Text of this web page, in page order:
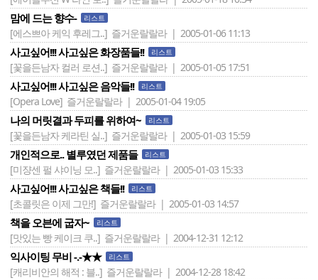
맘에 드는 향수- 리스트
[에스쁘아 케익 후레그..] 즐거운랄랄라 | 2005-01-06 11:13
사고싶어!!! 사고싶은 화장품들!! 리스트
[꽃을든남자 컬러 로션..] 즐거운랄랄라 | 2005-01-05 17:51
사고싶어!!! 사고싶은 음악들!! 리스트
[Opera Love] 즐거운랄랄라 | 2005-01-04 19:05
나의 머릿결과 두피를 위하여~ 리스트
[꽃을든남자 케라틴 실..] 즐거운랄랄라 | 2005-01-03 15:59
개인적으로.. 별루였던 제품들 리스트
[미쟝센 펄 샤이닝 모..] 즐거운랄랄라 | 2005-01-03 15:33
사고싶어!!! 사고싶은 책들!! 리스트
[초콜릿은 이제 그만!] 즐거운랄랄라 | 2005-01-03 14:57
책을 오븐에 굽자~ 리스트
[맛있는 빵 케이크 쿠..] 즐거운랄랄라 | 2004-12-31 12:12
익사이팅 무비 -.-★★ 리스트
[캐리비안의 해적 : 블..] 즐거운랄랄라 | 2004-12-28 18:42